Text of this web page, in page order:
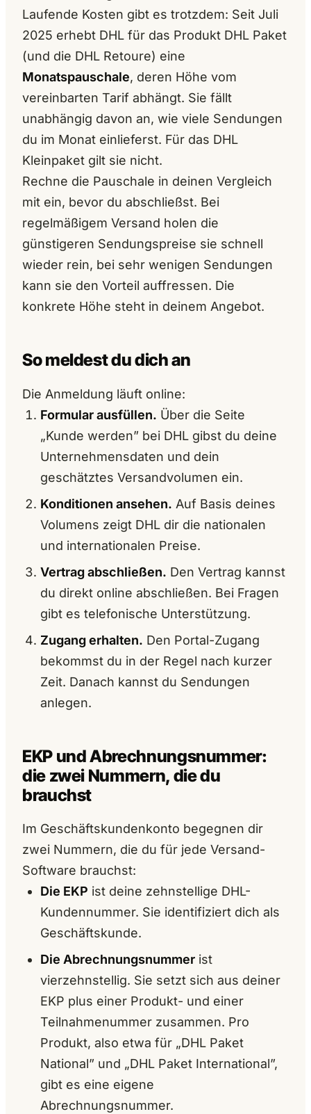
Laufende Kosten gibt es trotzdem: Seit Juli
2025 erhebt DHL für das Produkt DHL Paket
(und die DHL Retoure) eine
Monatspauschale, deren Höhe vom
vereinbarten Tarif abhängt. Sie fällt
unabhängig davon an, wie viele Sendungen
du im Monat einlieferst. Für das DHL
Kleinpaket gilt sie nicht.
Rechne die Pauschale in deinen Vergleich
mit ein, bevor du abschließst. Bei
regelmäßigem Versand holen die
günstigeren Sendungspreise sie schnell
wieder rein, bei sehr wenigen Sendungen
kann sie den Vorteil auffressen. Die
konkrete Höhe steht in deinem Angebot.
So meldest du dich an
Die Anmeldung läuft online:
Formular ausfüllen. Über die Seite
„Kunde werden” bei DHL gibst du deine
Unternehmensdaten und dein
geschätztes Versandvolumen ein.
Konditionen ansehen. Auf Basis deines
Volumens zeigt DHL dir die nationalen
und internationalen Preise.
Vertrag abschließen. Den Vertrag kannst
du direkt online abschließen. Bei Fragen
gibt es telefonische Unterstützung.
Zugang erhalten. Den Portal-Zugang
bekommst du in der Regel nach kurzer
Zeit. Danach kannst du Sendungen
anlegen.
EKP und Abrechnungsnummer:
die zwei Nummern, die du
brauchst
Im Geschäftskundenkonto begegnen dir
zwei Nummern, die du für jede Versand-
Software brauchst:
Die EKP ist deine zehnstellige DHL-
Kundennummer. Sie identifiziert dich als
Geschäftskunde.
Die Abrechnungsnummer ist
vierzehnstellig. Sie setzt sich aus deiner
EKP plus einer Produkt- und einer
Teilnahmenummer zusammen. Pro
Produkt, also etwa für „DHL Paket
National” und „DHL Paket International”,
gibt es eine eigene
Abrechnungsnummer.